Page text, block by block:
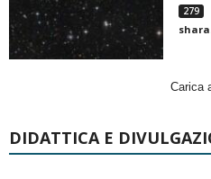
279
Carica
DIDATTICA E